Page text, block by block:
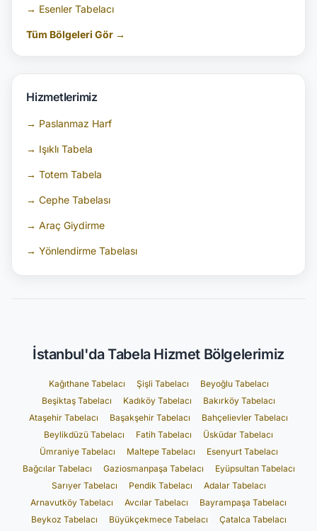
→ Esenler Tabelacı
Tüm Bölgeleri Gör →
Hizmetlerimiz
→ Paslanmaz Harf
→ Işıklı Tabela
→ Totem Tabela
→ Cephe Tabelası
→ Araç Giydirme
→ Yönlendirme Tabelası
İstanbul'da Tabela Hizmet Bölgelerimiz
Kağıthane Tabelacı Şişli Tabelacı
Beyoğlu Tabelacı
Beşiktaş Tabelacı
Kadıköy Tabelacı
Bakırköy Tabelacı
Ataşehir Tabelacı
Başakşehir Tabelacı
Bahçelievler Tabelacı
Beylikdüzü Tabelacı
Fatih Tabelacı
Üsküdar Tabelacı
Ümraniye Tabelacı
Maltepe Tabelacı
Esenyurt Tabelacı
Bağcılar Tabelacı
Gaziosmanpaşa Tabelacı
Eyüpsultan Tabelacı
Sarıyer Tabelacı
Pendik Tabelacı
Adalar Tabelacı
Arnavutköy Tabelacı
Avcılar Tabelacı
Bayrampaşa Tabelacı
Beykoz Tabelacı
Büyükçekmece Tabelacı
Çatalca Tabelacı